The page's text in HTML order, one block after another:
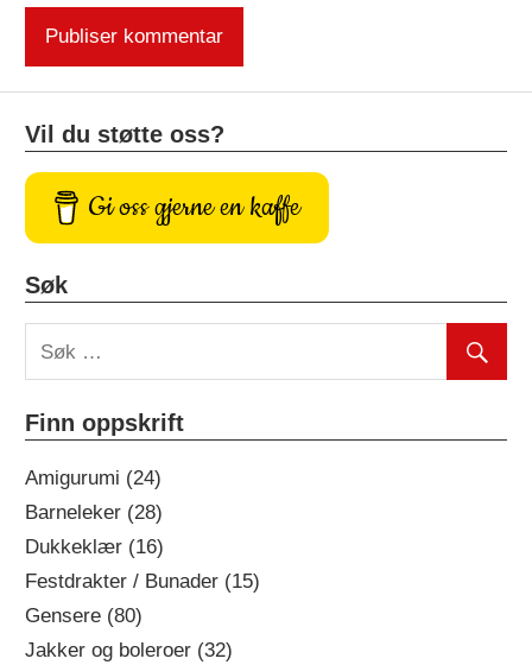
Vil du støtte oss?
Gi oss gjerne en kaffe
Søk
Finn oppskrift
Amigurumi (24)
Barneleker (28)
Dukkeklær (16)
Festdrakter / Bunader (15)
Gensere (80)
Jakker og boleroer (32)